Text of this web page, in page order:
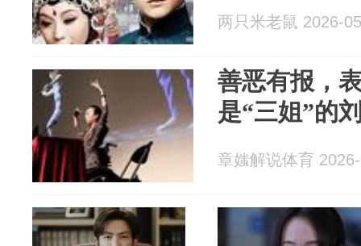
两只米老鼠 2026-
善恶有报，
是“三姐”的
章媸解说体育